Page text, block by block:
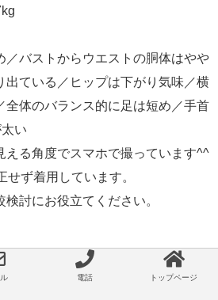
／バストからウエストの胴体はやや
出ている／ヒップは下がり気味／横
全体のバランス的に足は短め／手首
い
える角度でスマホで撮っています^^
ず着用しています。
討にお役立てください。
電話 トップページ